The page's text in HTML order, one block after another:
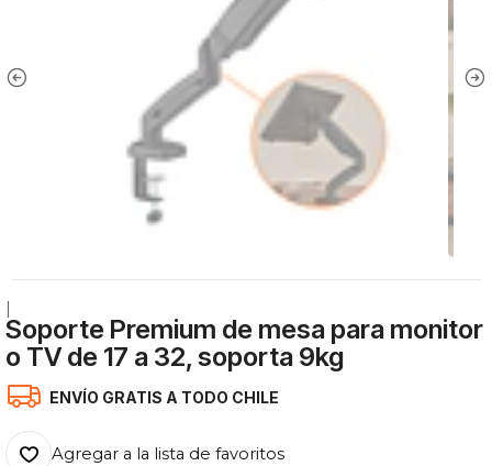
Soporte Premium de mesa para monitor
o TV de 17 a 32, soporta 9kg
ENVÍO GRATIS A TODO CHILE
Agregar a la lista de favoritos